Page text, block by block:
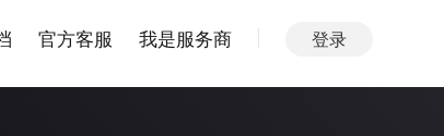
官方客服 我是服务商 登录